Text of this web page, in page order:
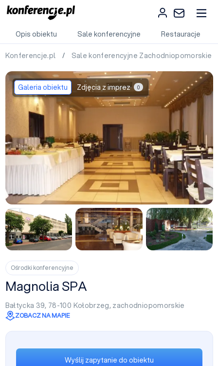
Opis obiektu Sale konferencyjne Restauracje
Konferencje.pl / Sale konferencyjne Zachodniopomorskie
Galeria obiektu Zdjęcia z imprez 0
Ośrodki konferencyjne
Magnolia SPA
Bałtycka 39, 78-100 Kołobrzeg, zachodniopomorskie
ZOBACZ NA MAPIE
Wyślij zapytanie do obiektu